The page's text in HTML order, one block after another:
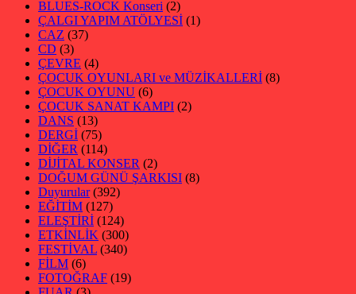
BLUES-ROCK Konseri (2)
ÇALGI YAPIM ATÖLYESİ (1)
CAZ (37)
CD (3)
ÇEVRE (4)
ÇOCUK OYUNLARI ve MÜZİKALLERİ (8)
ÇOCUK OYUNU (6)
ÇOCUK SANAT KAMPI (2)
DANS (13)
DERGİ (75)
DİĞER (114)
DİJİTAL KONSER (2)
DOĞUM GÜNÜ ŞARKISI (8)
Duyurular(392)
EĞİTİM (127)
ELEŞTİRİ (124)
ETKİNLİK (300)
FESTİVAL (340)
FİLM (6)
FOTOĞRAF (19)